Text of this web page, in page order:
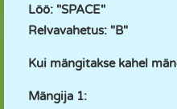
Löö: "SPACE"
Relvavahetus: "B"
Kui mängitakse kahel
Mängija 1: